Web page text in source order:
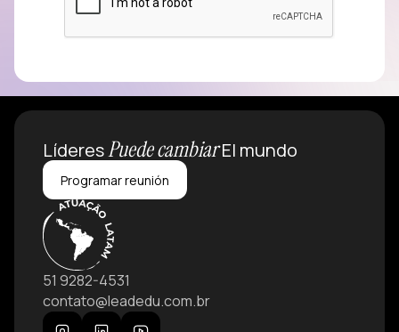
LíderesPuede cambiarEl mundo
Programar reunión
51 9282-4531
contato@leadedu.com.br